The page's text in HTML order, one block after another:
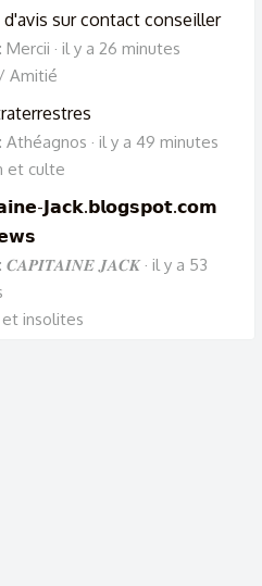
sur contact conseiller
Mercii
il y a 26 minutes
Amitié
Athéagnos
il y a 49 minutes
et culte
𝗝𝗮𝗰𝗸.𝗯𝗹𝗼𝗴𝘀𝗽𝗼𝘁.𝗰𝗼𝗺
𝑪𝑨𝑷𝑰𝑻𝑨𝑰𝑵𝑬 𝑱𝑨𝑪𝑲 il y a 53
insolites